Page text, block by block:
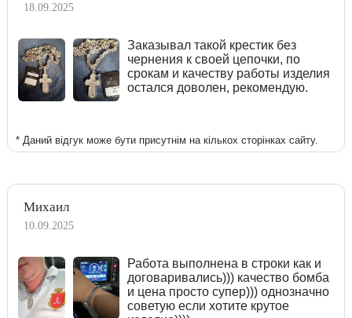
18.09.2025
Заказывал такой крестик без
чернения к своей цепочки, по
срокам и качеству работы изделия
остался доволен, рекомендую.
* Даний відгук може бути присутнім на кількох сторінках сайту.
Михаил
10.09.2025
Работа выполнена в строки как и
договаривались))) качество бомба
и цена просто супер))) однозначно
советую если хотите крутое